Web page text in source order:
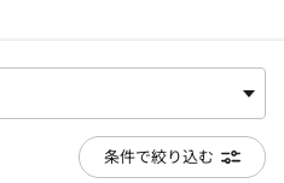
条件で絞り込む